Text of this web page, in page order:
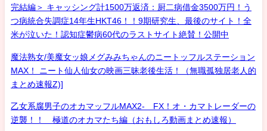
完結編＞ キャッシング計1500万返済：厨二病借金3500万円！う
つ病統合失調症14年生HKT46！！9期研究生、最後のサイト！全
米が泣いた！認知症鬱病60代のラストサイト絶賛！公開中
魔法熟女/美魔女ッ娘メグみみちゃんのニートッフルステーション
MAX！ ニート仙人仙女の映画三昧老後生活！（無職孤独居老人的
まとめ速報Z)]
乙女系腐男子のオカマッフルMAX2- FX！オ・カマトレーダーの
逆襲！！ 極道のオカマたち編（おもしろ動画まとめ速報）